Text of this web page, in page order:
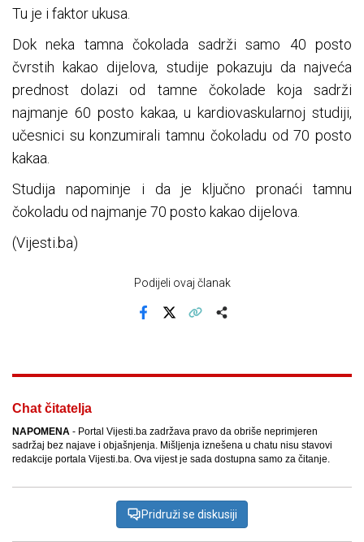
Tu je i faktor ukusa.
Dok neka tamna čokolada sadrži samo 40 posto
čvrstih kakao dijelova, studije pokazuju da najveća
prednost dolazi od tamne čokolade koja sadrži
najmanje 60 posto kakaa, u kardiovaskularnoj studiji,
učesnici su konzumirali tamnu čokoladu od 70 posto
kakaa.
Studija napominje i da je ključno pronaći tamnu
čokoladu od najmanje 70 posto kakao dijelova.
(Vijesti.ba)
Podijeli ovaj članak
Chat čitatelja
NAPOMENA - Portal Vijesti.ba zadržava pravo da obriše neprimjeren
sadržaj bez najave i objašnjenja. Mišljenja iznešena u chatu nisu stavovi
redakcije portala Vijesti.ba. Ova vijest je sada dostupna samo za čitanje.
Pridruži se diskusiji